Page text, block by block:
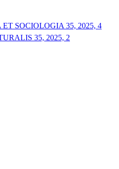
SOCIOLOGIA 35, 2025, 4
35, 2025, 2